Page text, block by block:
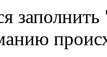
заполнить